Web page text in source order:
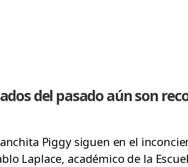
del pasado aún son
Piggy siguen en el
Laplace, académico de la